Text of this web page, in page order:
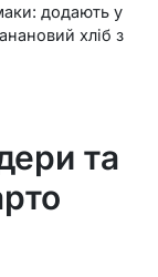
додають у
хліб з
та